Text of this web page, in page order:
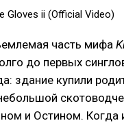
Gloves ii (Official Video)
часть мифа
до первых
здание купили
и Остином. Когда